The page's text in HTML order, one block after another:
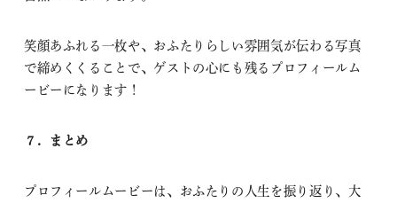
笑顔あふれる一枚や、おふたりらしい雰囲気が伝わる写真
で締めくくることで、ゲストの心にも残るプロフィールム
ービーになります！
７．まとめ
プロフィールムービーは、おふたりの人生を振り返り、大